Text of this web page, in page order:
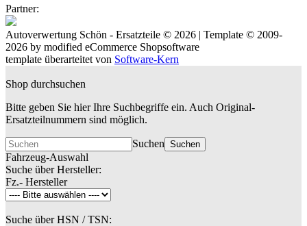
Partner:
Autoverwertung Schön - Ersatzteile © 2026 | Template © 2009-
2026 by modified eCommerce Shopsoftware
template überarteitet von Software-Kern
Shop durchsuchen
Bitte geben Sie hier Ihre Suchbegriffe ein. Auch Original-
Ersatzteilnummern sind möglich.
Suchen Suchen
Fahrzeug-Auswahl
Suche über Hersteller:
Fz.- Hersteller
Suche über HSN / TSN: